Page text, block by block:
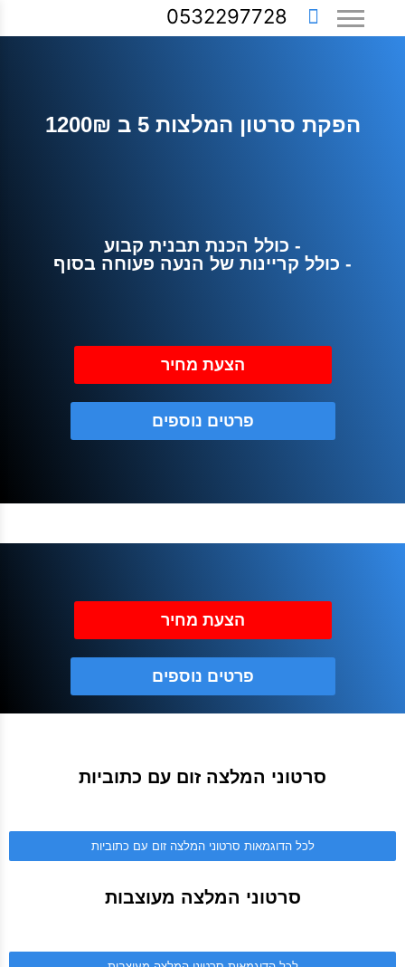
0532297728
הפקת סרטון המלצות 5 ב 1200₪
- כולל הכנת תבנית קבוע
- כולל קריינות של הנעה פעוחה בסוף
הצעת מחיר
פרטים נוספים
הצעת מחיר
פרטים נוספים
סרטוני המלצה זום עם כתוביות
לכל הדוגמאות סרטוני המלצה זום עם כתוביות
סרטוני המלצה מעוצבות